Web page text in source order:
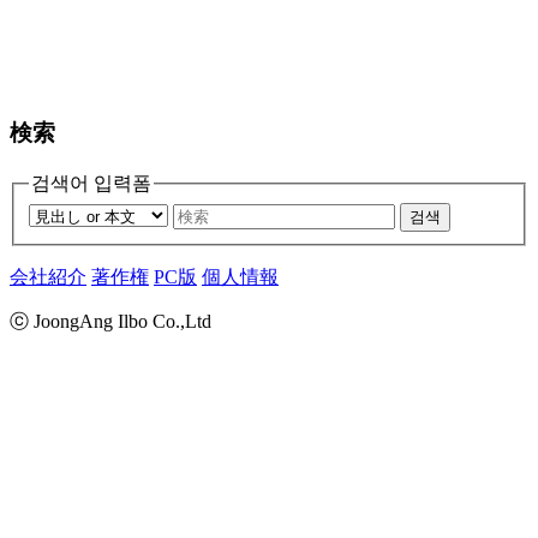
検索
검색어 입력폼
검색
会社紹介 著作権 PC版 個人情報
ⓒ JoongAng Ilbo Co.,Ltd